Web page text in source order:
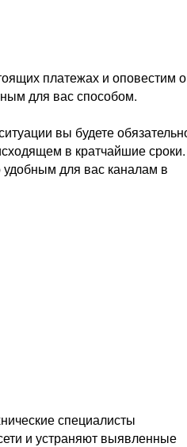
платежах и оповестим о
для вас способом.
вы будете
в кратчайшие сроки.
для вас каналам в
специалисты
и устраняют выявленные